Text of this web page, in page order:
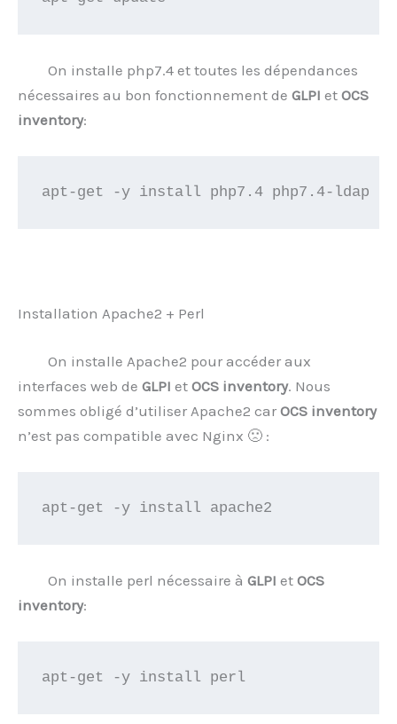
On installe php7.4 et toutes les dépendances
nécessaires au bon fonctionnement de GLPI et OCS
inventory:
apt-get -y install php7.4 php7.4-ldap
Installation Apache2 + Perl
On installe Apache2 pour accéder aux
interfaces web de GLPI et OCS inventory. Nous
sommes obligé d’utiliser Apache2 car OCS inventory
n’est pas compatible avec Nginx 🙁 :
apt-get -y install apache2
On installe perl nécessaire à GLPI et OCS
inventory:
apt-get -y install perl